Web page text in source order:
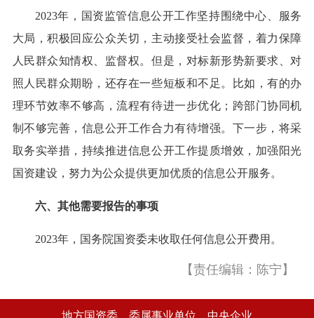
2023年，国资监管信息公开工作坚持围绕中心、服务
大局，积极回应公众关切，主动接受社会监督，着力保障
人民群众知情权、监督权。但是，对标新形势新要求、对
照人民群众期盼，还存在一些短板和不足。比如，有的办
理环节效率不够高，流程有待进一步优化；跨部门协同机
制不够完善，信息公开工作合力有待增强。下一步，将采
取务实举措，持续推进信息公开工作提质增效，加强阳光
国资建设，努力为公众提供更加优质的信息公开服务。
六、其他需要报告的事项
2023年，国务院国资委未收取任何信息公开费用。
【责任编辑：陈宁】